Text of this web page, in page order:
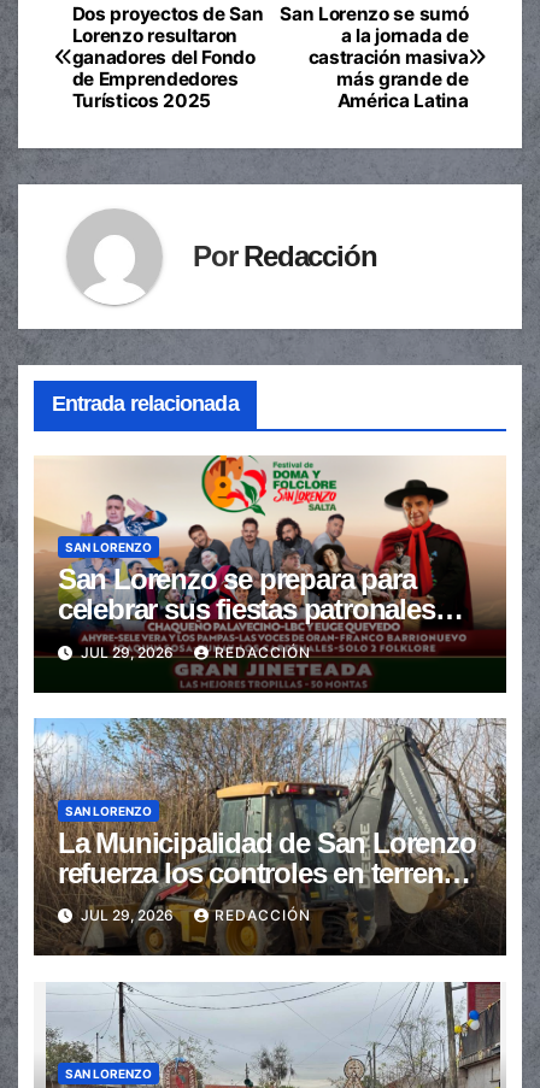
Navegación
de
San Lorenzo se sumó
a la jornada de
castración masiva
más grande de
América Latina
Dos proyectos de San
Lorenzo resultaron
ganadores del Fondo
de Emprendedores
Turísticos 2025
PorRedacción
Entrada relacionada
SAN LORENZO
San Lorenzo se prepara para
celebrar sus fiestas patronales
con un gran festival de Doma y
Folclore
JUL 29, 2026 REDACCIÓN
SAN LORENZO
La Municipalidad de San Lorenzo
refuerza los controles en terrenos
baldíos para prevenir incendios
JUL 29, 2026 REDACCIÓN
SAN LORENZO